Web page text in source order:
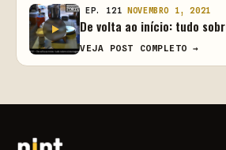
EP. 121 NOVEMBRO 1, 2021
De volta ao início: tudo
VEJA POST COMPLETO →